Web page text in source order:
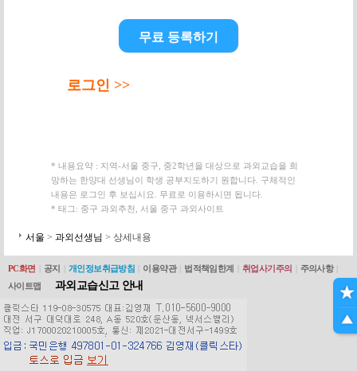
무료 등록하기
로그인 >>
* 내용요약 : 지역-서울 중구, 중2학년을 대상으로 과외교습을 희
망하는 한양대 선생님이 학생 공부지도하기 원합니다. 구체적인
내용은 로그인 후 보십시요. 무료로 이용하시면 됩니다.
* 태그: 중구 과외추천, 서울 중구 과외사이트
서울 > 과외선생님 > 상세내용
PC화면 공지 개인정보취급방침 이용약관 법적책임한계 취업사기주의 주의사항
사이트맵
과외교습신고 안내